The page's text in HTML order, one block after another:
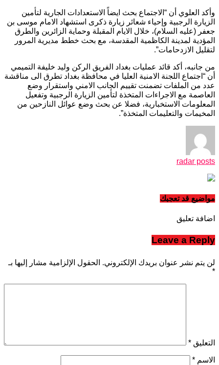
وأكد العلوي أن “الاجتماع بحث ايضاً الاستعدادات الجارية لتأمين
الزيارة الرجبية وإحياء شعائر زيارة ذكرى استشهاد الامام موسى بن
جعفر (عليه السلام)، خلال الايام المقبلة وحماية الزائرين والطرق
المؤدية لمدينة الكاظمية المقدسة، مع بحث خطط مديرية المرور
لتقليل الازدحامات”.
من جانبه، أكد قائد عمليات بغداد الفريق الركن وليد خليفة التميمي
أن “اجتماع اللجنة الامنية العليا في محافظة بغداد تطرق الى مناقشة
عدد من الملفات تضمنت تقييم الجانب الامني واستقرار وضع
العاصمة مع الاجراءات المتخذة لتأمين الزيارة الرجبية وتفعيل
المعلومات الاستخبارية، فضلا عن بحث وضع عوائل النازحين من
المخيمات والتعليمات المتخذة”.
radar posts
مواضيع قد تعجبك
اضافة تعليق
Leave a Reply
لن يتم نشر عنوان بريدك الإلكتروني. الحقول الإلزامية مشار إليها بـ
*
التعليق *
الاسم *